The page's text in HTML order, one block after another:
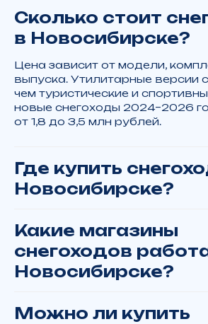
Сколько стоит
в Новосибирске?
Цена зависит от модели,
выпуска. Утилитарные версии
чем туристические и
новые снегоходы 2024–2026
от 1,8 до 3,5 млн рублей.
Где купить
Новосибирске?
Какие магазины
снегоходов
Новосибирске?
Можно ли купить
г. Салехард, ул. Республики д. 73
Вас интересует
Я даюсогласиена обработку
ОТПРАВИТЬ
zakazyamalmoto@yandex.ru
г. Москва, ТВЦ "Экстрим", ул. Смольная, д.63Б, корп.1
Пн. – Вс.: с 10:00 до 21:00
+7 922 280 69 93